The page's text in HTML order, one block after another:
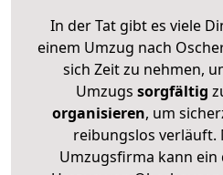
In der Tat gibt es viele
einem Umzug nach
sich Zeit zu nehmen,
Umzugs sorgfältig
organisieren, um
reibungslos
Umzugsfirma kann